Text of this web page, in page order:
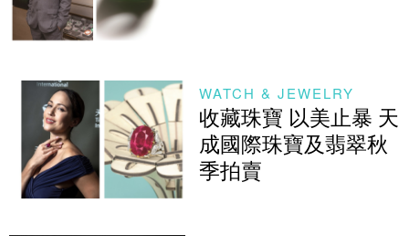
WATCH & JEWELRY
收藏珠寶 以美止暴 天
成國際珠寶及翡翠秋
季拍賣